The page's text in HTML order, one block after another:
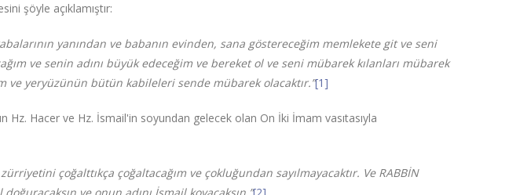
şöyle açıklamıştır:
yanından ve babanın evinden, sana göstereceğim memlekete git ve seni
ve senin adını büyük edeceğim ve bereket ol ve seni mübarek kılanları mübarek
ve yeryüzünün bütün kabileleri sende mübarek olacaktır.”[1]
Hacer ve Hz. İsmail'in soyundan gelecek olan On İki İmam vasıtasıyla
çoğalttıkça çoğaltacağım ve çokluğundan sayılmayacaktır. Ve RABBİN